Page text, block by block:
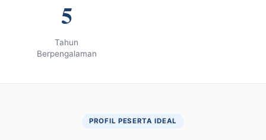
5
Tahun
Berpengalaman
PROFIL PESERTA IDEAL